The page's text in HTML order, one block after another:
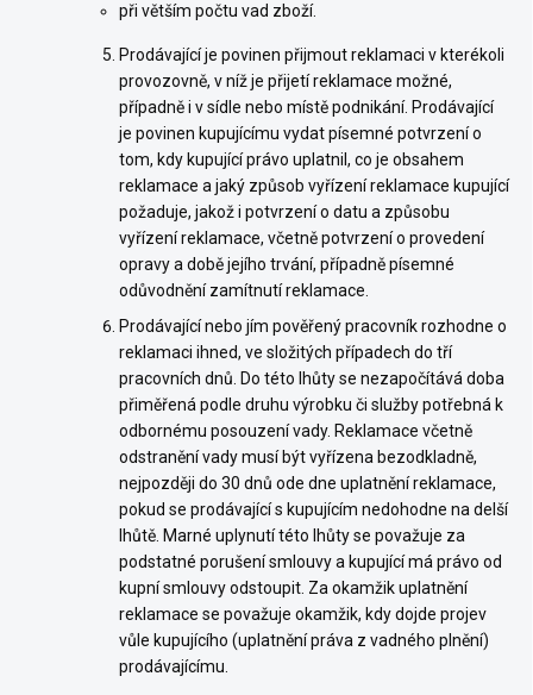
při větším počtu vad zboží.
Prodávající je povinen přijmout reklamaci v kterékoli
provozovně, v níž je přijetí reklamace možné,
případně i v sídle nebo místě podnikání. Prodávající
je povinen kupujícímu vydat písemné potvrzení o
tom, kdy kupující právo uplatnil, co je obsahem
reklamace a jaký způsob vyřízení reklamace kupující
požaduje, jakož i potvrzení o datu a způsobu
vyřízení reklamace, včetně potvrzení o provedení
opravy a době jejího trvání, případně písemné
odůvodnění zamítnutí reklamace.
Prodávající nebo jím pověřený pracovník rozhodne o
reklamaci ihned, ve složitých případech do tří
pracovních dnů. Do této lhůty se nezapočítává doba
přiměřená podle druhu výrobku či služby potřebná k
odbornému posouzení vady. Reklamace včetně
odstranění vady musí být vyřízena bezodkladně,
nejpozději do 30 dnů ode dne uplatnění reklamace,
pokud se prodávající s kupujícím nedohodne na delší
lhůtě. Marné uplynutí této lhůty se považuje za
podstatné porušení smlouvy a kupující má právo od
kupní smlouvy odstoupit. Za okamžik uplatnění
reklamace se považuje okamžik, kdy dojde projev
vůle kupujícího (uplatnění práva z vadného plnění)
prodávajícímu.